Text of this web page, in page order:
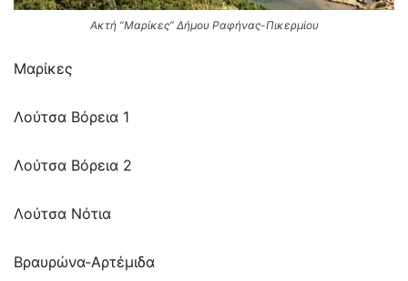
Ακτή “Μαρίκες” Δήμου Ραφήνας-Πικερμίου
Μαρίκες
Λούτσα Βόρεια 1
Λούτσα Βόρεια 2
Λούτσα Νότια
Βραυρώνα-Αρτέμιδα